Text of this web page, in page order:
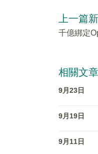
上一篇
千億綁定
相關文章
9月23日
9月19日
9月11日